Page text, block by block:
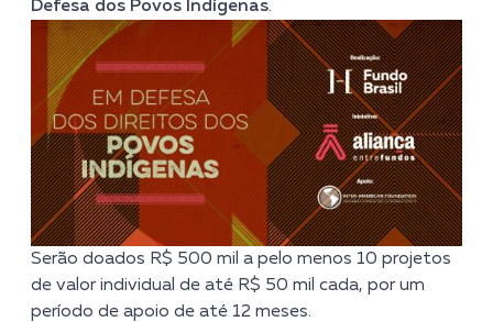
Defesa dos Povos Indígenas.
Serão doados R$ 500 mil a pelo menos 10 projetos
de valor individual de até R$ 50 mil cada, por um
período de apoio de até 12 meses.